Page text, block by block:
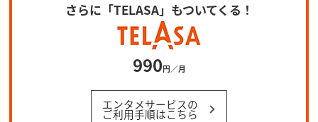
さらに「TELASA」もついてくる！
990円／月
エンタメサービスの
ご利用手順はこちら